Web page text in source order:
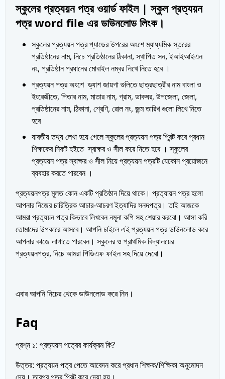
স্কুলের প্রত্যয়ন পত্র ওয়ার্ড ফাইল | স্কুল প্রত্যয়ন
পত্র word file এর ডাউনলোড লিংক।
স্কুলের প্রত্যয়ন পত্র প্যাডের উপরের অংশে ম্যাধ্যমিক স্তরের
প্রতিষ্ঠানের নাম, নিচে প্রতিষ্ঠানের ঠিকানা, স্থাপিত সন, ইআইআইএন
নং, প্রতিষ্ঠান প্রধানের মোবাইল নম্বর লিখে নিতে হবে ।
প্রত্যয়ন পত্র অংশে ড্যাশ জায়গা গুলিতে ছাত্রছাত্রীর নাম বাংলা ও
ইংরেজীতে, পিতার নাম, মাতার নাম, গ্রাম, ডাকঘর, উপজেলা, জেলা,
প্রতিষ্ঠানের নাম, ঠিকানা, শ্রেণি, রোল নং, জন্ম তারিখ গুলো লিখে নিতে
হবে
যাবতীয় তথ্য লেখা হয়ে গেলে স্কুলের প্রত্যয়ন পত্র প্রিন্ট করে প্রধান
শিক্ষকের নিকট হইতে স্বাক্ষর ও সীল করে নিতে হবে । স্কুলের
প্রত্যয়ন পত্র স্বাক্ষর ও সীল নিয়ে প্রত্যয়ন পত্রটি যেকোন প্রয়োজনে
ব্যবহার করতে পারবেন ।
প্রত্যয়নপত্র মূলত কোন একটি প্রতিষ্ঠান দিয়ে থাকে। প্রত্যায়ন পত্র হলো
আপনার নিজের চারিত্রিক আচার-আচরণ ইত্যাদির সনদপত্র। তাই আজকে
আমরা প্রত্যয়ন পত্র কিভাবে লিখবেন নমূনা কপি সহ শেয়ার করবো। আসা করি
তোমাদের উপকারে আসবে। আপনি চাইলে এই প্রত্যয়ন পত্র ডাউনলোড করে
আপনার কাজে লাগাতে পারবেন। স্কুলের ও প্রাথমিক বিদ্যালয়ের
প্রত্যয়নপত্র, নিচে আমরা পিডিএফ ফাইল সহ দিয়ে দেবো।
এবার আপনি নিচের থেকে ডাউনলোড করে নিন।
Faq
প্রশ্ন ১: প্রত্যয়ন পত্রের কার্যক্রম কি?
উত্তর: প্রত্যয়ন পত্র পেতে আবেদন করে প্রধান শিক্ষক/শিক্ষিকা অনুমোদন